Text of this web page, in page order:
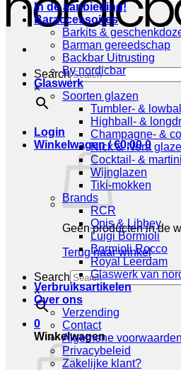
Search
×
Login
Winkelwagen /€0,00 0
Geen producten in de
Terug naar winkel
Search
×
0
Winkelwagen
In de aanbieding!
Baraccessoires
Barkits &
Barman gereedschap
Backbar Uitrusting
By nordicbar
Glaswerk
Soorten glazen
Tumbler- &
Highball- &
Champagne- &
Nick & Nora
Cocktail- &
Wijnglazen
Tiki-mokken
Brands
RCR
Onis & Libbey
Luigi Bormioli
Bormioli Rocco
Royal Leerdam
Glaswerk van
Verbruiksartikelen
Over ons
Verzending
Contact
Algemene voorwaarden
Privacybeleid
Zakelijke klant?